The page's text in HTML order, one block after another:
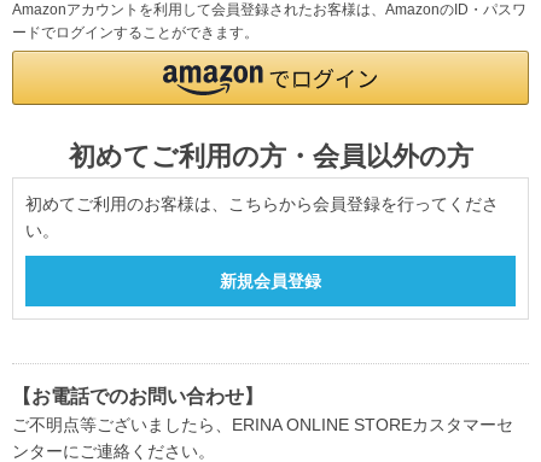
Amazonアカウントを利用して会員登録されたお客様は、AmazonのID・パスワ
ードでログインすることができます。
初めてご利用の方・会員以外の方
初めてご利用のお客様は、こちらから会員登録を行ってくださ
い。
【お電話でのお問い合わせ】
ご不明点等ございましたら、ERINA ONLINE STOREカスタマーセ
ンターにご連絡ください。